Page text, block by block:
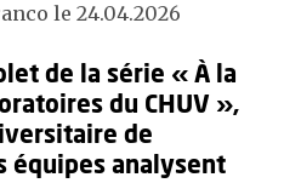
le 24.04.2026
de la série « À la
du CHUV »,
de
équipes analysent